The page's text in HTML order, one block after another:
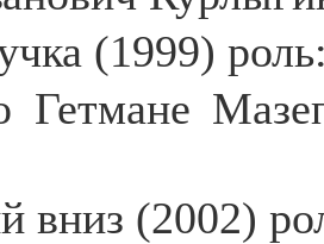
(1999)
Гетмане
вниз (2002)